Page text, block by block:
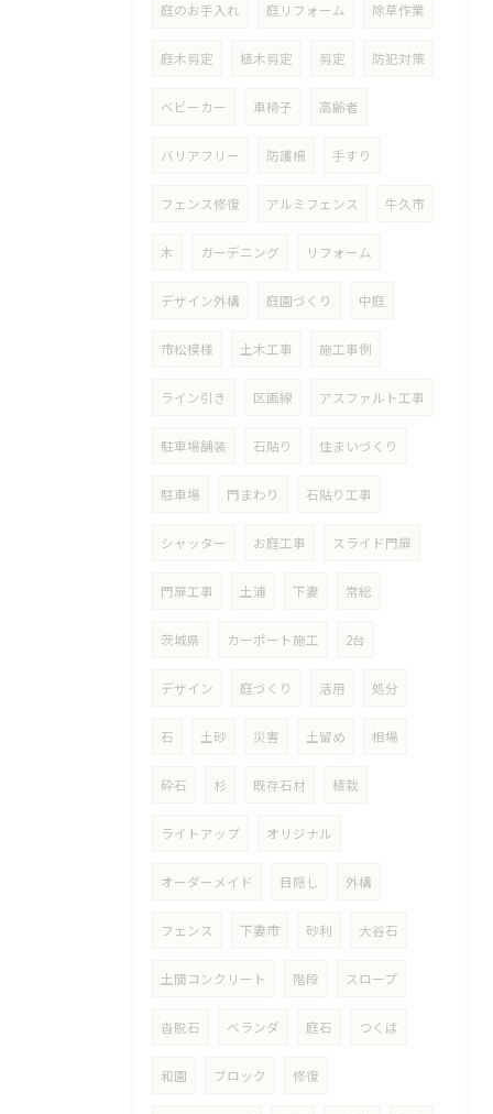
庭のお手入れ 庭リフォーム 除草作業
庭木剪定 植木剪定 剪定 防犯対策
ベビーカー 車椅子 高齢者
バリアフリー 防護柵 手すり
フェンス修復 アルミフェンス 牛久市
木 ガーデニング リフォーム
デザイン外構 庭園づくり 中庭
市松模様 土木工事 施工事例
ライン引き 区画線 アスファルト工事
駐車場舗装 石貼り 住まいづくり
駐車場 門まわり 石貼り工事
シャッター お庭工事 スライド門扉
門扉工事 土浦 下妻 常総
茨城県 カーポート施工 2台
デザイン 庭づくり 活用 処分
石 土砂 災害 土留め 相場
砕石 杉 既存石材 植栽
ライトアップ オリジナル
オーダーメイド 目隠し 外構
フェンス 下妻市 砂利 大谷石
土間コンクリート 階段 スロープ
沓脱石 ベランダ 庭石 つくば
和園 ブロック 修復